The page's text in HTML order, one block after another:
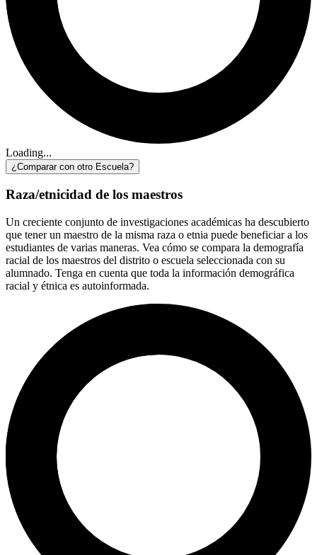
Loading...
¿Comparar con otro Escuela?
Raza/etnicidad de los maestros
Un creciente conjunto de investigaciones académicas ha descubierto
que tener un maestro de la misma raza o etnia puede beneficiar a los
estudiantes de varias maneras. Vea cómo se compara la demografía
racial de los maestros del distrito o escuela seleccionada con su
alumnado. Tenga en cuenta que toda la información demográfica
racial y étnica es autoinformada.